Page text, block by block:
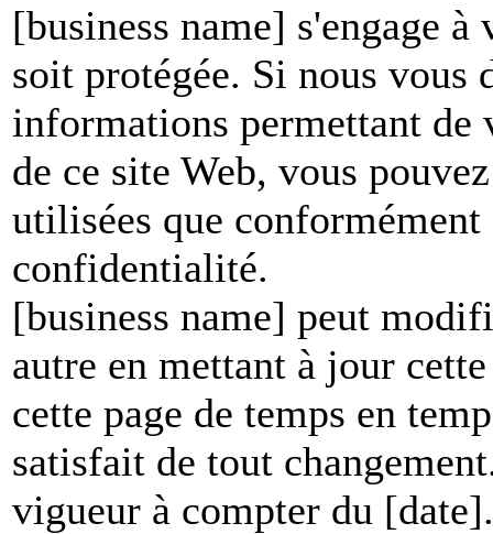
[business name] s'engage
soit protégée. Si nous vous
informations permettant
de ce site Web, vous
utilisées que
confidentialité.
[business name] peut
autre en mettant à jour
cette page de temps en
satisfait de tout
vigueur à compter du [date].